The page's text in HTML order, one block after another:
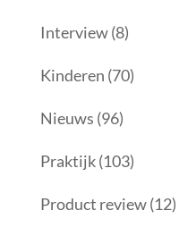
Interview(8)
Kinderen (70)
Nieuws (96)
Praktijk(103)
Product review(12)